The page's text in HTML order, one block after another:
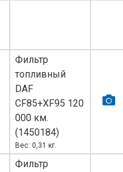
Фильтр
топливный
DAF
СF85+XF95 120
000 км.
(1450184)
Вес: 0,31 кг.
Фильтр